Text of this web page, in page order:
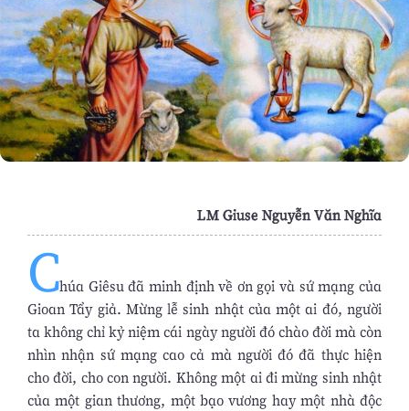
LM Giuse Nguyễn Văn Nghĩa
Chúa Giêsu đã minh định về ơn gọi và sứ mạng của
Gioan Tẩy giả. Mừng lễ sinh nhật của một ai đó, người
ta không chỉ kỷ niệm cái ngày người đó chào đời mà còn
nhìn nhận sứ mạng cao cả mà người đó đã thực hiện
cho đời, cho con người. Không một ai đi mừng sinh nhật
của một gian thương, một bạo vương hay một nhà độc